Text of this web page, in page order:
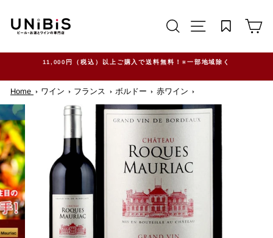
に
ッ
す
る
サイトを検索する
TRANSLATION
11,000円（税込）以上ご購入で送料無料！※一部地域除く
Home ワイン フランス ボルドー 赤ワイン